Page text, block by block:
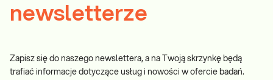
newsletterze
Zapisz się do naszego newslettera, a na Twoją skrzynkę będą
trafiać informacje dotyczące usług i nowości w ofercie badań.